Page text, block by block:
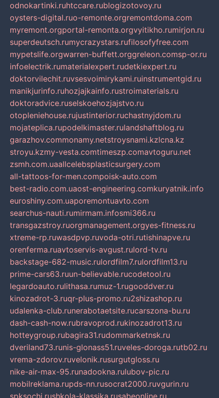
odnokartinki.ruhtccare.rublogizotovoy.ru
oysters-digital.ruo-remonte.orgremontdoma.com
myremont.orgportal-remonta.orgvyitikho.rumirjon.ru
superdeutsch.rumycrazystars.rufilosofyfree.com
mypetslife.orgwarren-buffett.orggreleon.comsp-or.ru
infoelectrik.rumaterialexpert.rudetkiexpert.ru
doktorvilechit.ruvsesvoimirykami.ruinstrumentgid.ru
manikjurinfo.ruhozjajkainfo.rustroimaterials.ru
doktoradvice.ruselskoehozjajstvo.ru
otopleniehouse.rujustinterior.ruchastnyjdom.ru
mojateplica.rupodelkimaster.rulandshaftblog.ru
garazhov.commonamy.netstroysnami.kzlcna.kz
stroyu.kzmy-vesta.comtimeszp.comavtoguru.net
zsmh.com.uaallcelebsplasticsurgery.com
all-tattoos-for-men.compoisk-auto.com
best-radio.com.uaost-engineering.comkuryatnik.info
euroshiny.com.uaporemontuavto.com
searchus-nauti.rumirmam.infosmi366.ru
transgazstroy.ruorgmanagement.orgyes-fitness.ru
xtreme-rp.ruwasdpvp.ruvoda-otri.rutishinapve.ru
orenferma.ruavtoservis-avgust.rulord-tv.ru
backstage-682-music.rulordfilm7.rulordfilm13.ru
prime-cars63.ruun-believable.rucodetool.ru
legardoauto.rulithasa.rumuz-1.rugooddver.ru
kinozadrot-3.ruqr-plus-promo.ru2shizashop.ru
udalenka-club.runerabotaetsite.rucarszona-bu.ru
dash-cash-now.rubravoprod.rukinozadrot13.ru
hotteygroup.rubagira31.rudommarketnsk.ru
dveriland73.runis-glonass51.ruveles-doroga.rutb02.ru
vrema-zdorov.ruvelonik.rusurgutgloss.ru
nike-air-max-95.runadookna.rulubov-pic.ru
mobilreklama.rupds-nn.rusocrat2000.ruvgurin.ru
spksochi.rushkola-klassika.rusabeonline.ru